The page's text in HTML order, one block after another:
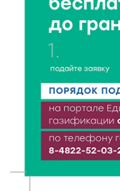
7 Авг 2026 18:01
День арбуза
Доме культуры
7 Авг 2026 17:02
Названы первые
работник
7 Авг 2026 16:32